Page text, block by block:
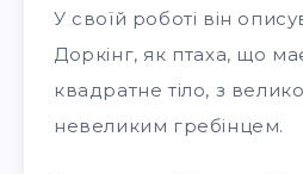
У своїй роботі він
Доркінг, як птаха, що
квадратне тіло, з
невеликим гребінцем.